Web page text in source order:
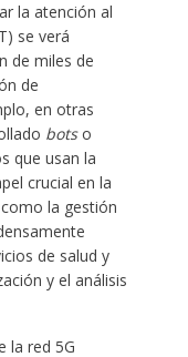
la atención al
se verá
de miles de
de
en otras
botso
que usan la
crucial en la
la gestión
de salud y
y el análisis
la red 5G